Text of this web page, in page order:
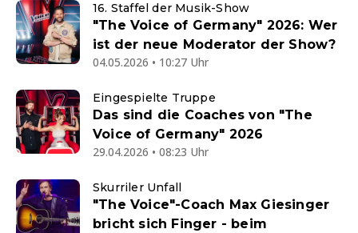
16. Staffel der Musik-Show
"The Voice of Germany" 2026: Wer
ist der neue Moderator der Show?
04.05.2026 • 10:27 Uhr
Eingespielte Truppe
Das sind die Coaches von "The
Voice of Germany" 2026
29.04.2026 • 08:23 Uhr
Skurriler Unfall
"The Voice"-Coach Max Giesinger
bricht sich Finger - beim